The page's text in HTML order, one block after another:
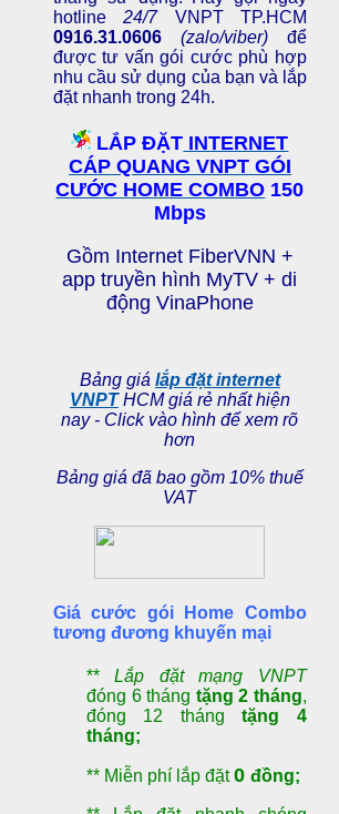
hotline24/7VNPT TP.HCM
0916.31.0606
(zalo/viber)
để
được tư vấn gói cước phù hợp
nhu cầu sử dụng của bạn và lắp
đặt nhanh trong 24h.
LẮP ĐẶT INTERNET
CÁP QUANG VNPTGÓI
CƯỚC HOME COMBO 150
Mbps
Gồm Internet FiberVNN +
app truyền hình MyTV + di
động VinaPhone
Bảng giá lắp đặt internet
VNPTHCM giá rẻ nhất hiện
nay - Click vào hình để xem rõ
hơn
Bảng giá đã bao gồm 10% thuế
VAT
Giá cước gói Home Combo
tương đương khuyến mại
**Lắp đặt mạng VNPT
đóng 6 tháng tặng 2 tháng,
đóng 12 thángtặng 4
tháng;
** Miễn phí lắp đặt0 đồng;